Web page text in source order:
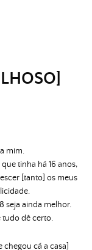
mim.
tinha há 16 anos,
[tanto] os meus
seja ainda melhor.
tudo dê certo.
chegou cá a casa]